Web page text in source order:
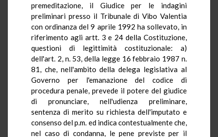
premeditazione, il Giudice per le indagini
preliminari presso il Tribunale di Vibo Valentia
con ordinanza del 9 aprile 1992 ha sollevato, in
riferimento agli artt. 3 e 24 della Costituzione,
questioni di legittimità costituzionale: a)
dell'art. 2, n. 53, della legge 16 febbraio 1987 n.
81, che, nell'ambito della delega legislativa al
Governo per l'emanazione del codice di
procedura penale, prevede il potere del giudice
di pronunciare, nell'udienza preliminare,
sentenza di merito su richiesta dell'imputato e
consenso del p.m. ed indica contestualmente che,
nel caso di condanna, le pene previste per il